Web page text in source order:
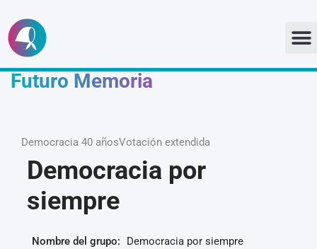
Ir
al
contenido
Futuro Memoria
Democracia 40 añosVotación extendida
Democracia por
siempre
Nombre del grupo: Democracia por siempre